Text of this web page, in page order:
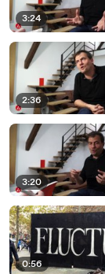
3:24
2:36
3:20
0:56